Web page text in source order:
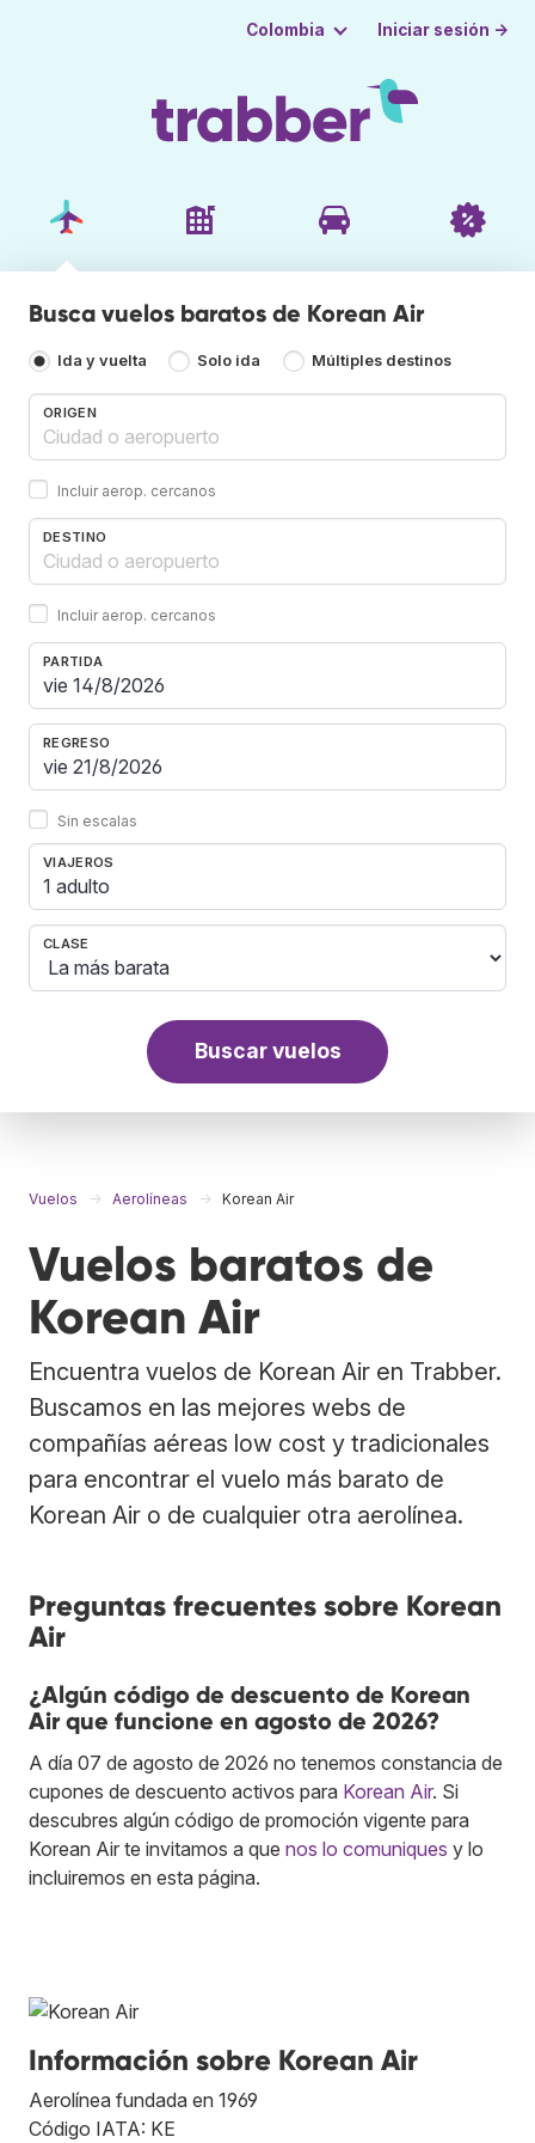
Colombia Iniciar sesión →
Busca vuelos baratos de Korean Air
Ida y vuelta Solo ida Múltiples destinos
ORIGEN
Incluir aerop. cercanos
DESTINO
Incluir aerop. cercanos
PARTIDA
REGRESO
Sin escalas
VIAJEROS
1 adulto
CLASE
Buscar vuelos
Vuelos Aerolíneas Korean Air
Vuelos baratos de
Korean Air
Encuentra vuelos de Korean Air en Trabber.
Buscamos en las mejores webs de
compañías aéreas low cost y tradicionales
para encontrar el vuelo más barato de
Korean Air o de cualquier otra aerolínea.
Preguntas frecuentes sobre Korean
Air
¿Algún código de descuento de Korean
Air que funcione en agosto de 2026?
A día 07 de agosto de 2026 no tenemos constancia de
cupones de descuento activos para Korean Air. Si
descubres algún código de promoción vigente para
Korean Air te invitamos a que nos lo comuniques y lo
incluiremos en esta página.
Información sobre Korean Air
Aerolínea fundada en 1969
Código IATA: KE